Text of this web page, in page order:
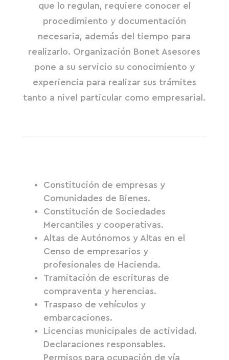
que lo regulan, requiere conocer el
procedimiento y documentación
necesaria, además del tiempo para
realizarlo. Organización Bonet Asesores
pone a su servicio su conocimiento y
experiencia para realizar sus trámites
tanto a nivel particular como empresarial.
Constitución de empresas y
Comunidades de Bienes.
Constitución de Sociedades
Mercantiles y cooperativas.
Altas de Autónomos y Altas en el
Censo de empresarios y
profesionales de Hacienda.
Tramitación de escrituras de
compraventa y herencias.
Traspaso de vehículos y
embarcaciones.
Licencias municipales de actividad.
Declaraciones responsables.
Permisos para ocupación de vía